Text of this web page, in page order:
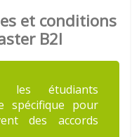
et conditions
B2I
étudiants
spécifique pour
des accords